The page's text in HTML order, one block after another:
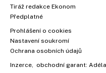
Tiráž redakce Ekonom
Předplatné
Prohlášení o cookies
Nastavení soukromí
Ochrana osobních údajů
Inzerce , obchodní garant: